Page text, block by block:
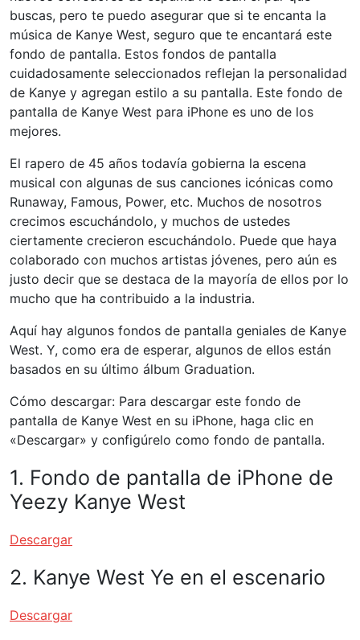
buscas, pero te puedo asegurar que si te encanta la
música de Kanye West, seguro que te encantará este
fondo de pantalla. Estos fondos de pantalla
cuidadosamente seleccionados reflejan la personalidad
de Kanye y agregan estilo a su pantalla. Este fondo de
pantalla de Kanye West para iPhone es uno de los
mejores.
El rapero de 45 años todavía gobierna la escena
musical con algunas de sus canciones icónicas como
Runaway, Famous, Power, etc. Muchos de nosotros
crecimos escuchándolo, y muchos de ustedes
ciertamente crecieron escuchándolo. Puede que haya
colaborado con muchos artistas jóvenes, pero aún es
justo decir que se destaca de la mayoría de ellos por lo
mucho que ha contribuido a la industria.
Aquí hay algunos fondos de pantalla geniales de Kanye
West. Y, como era de esperar, algunos de ellos están
basados ​​en su último álbum Graduation.
Cómo descargar: Para descargar este fondo de
pantalla de Kanye West en su iPhone, haga clic en
«Descargar» y configúrelo como fondo de pantalla.
1. Fondo de pantalla de iPhone de
Yeezy Kanye West
Descargar
2. Kanye West Ye en el escenario
Descargar